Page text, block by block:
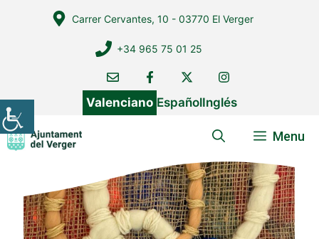
Carrer Cervantes, 10 - 03770 El Verger
+34 965 75 01 25
Valenciano EspañolInglés
Menu